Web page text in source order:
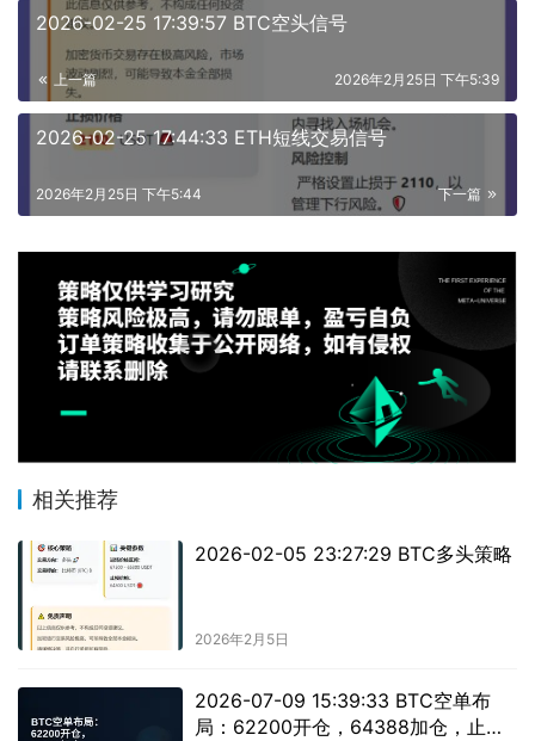
2026-02-25 17:39:57 BTC空头信号
上一篇 2026年2月25日 下午5:39
2026-02-25 17:44:33 ETH短线交易信号
下一篇
2026年2月25日 下午5:44
相关推荐
2026-02-05 23:27:29 BTC多头策略
2026年2月5日
2026-07-09 15:39:33 BTC空单布
局：62200开仓，64388加仓，止盈